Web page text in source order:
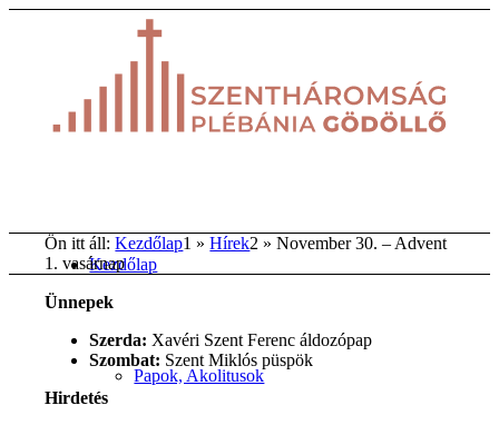
Kezdőlap
Papok, Akolitusok
Ön itt áll: Kezdőlap1 »Hírek2 »November 30. – Advent
1. vasárnap
Ünnepek
Szerda: Xavéri Szent Ferenc áldozópap
Szombat: Szent Miklós püspök
Hirdetés